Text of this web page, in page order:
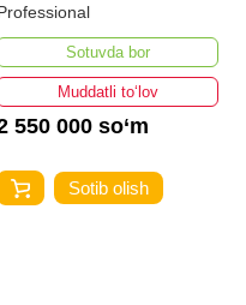
Sotuvda bor
Muddatli to‘lov
550 000 so‘m
Sotib olish